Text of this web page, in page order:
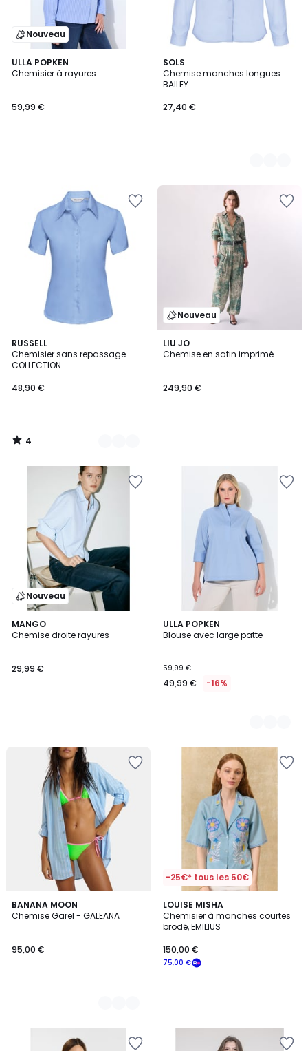
Nouveau
ULLA POPKEN
Chemisier à rayures
59,99 €
SOLS
Chemise manches longues
BAILEY
27,40 €
3
Couleurs
RUSSELL
Chemisier sans repassage
COLLECTION
48,90 €
4
/
5
3
Couleurs
4
/
Nouveau
LIU JO
Chemise en satin imprimé
249,90 €
Nouveau
MANGO
Chemise droite rayures
29,99 €
ULLA POPKEN
Blouse avec large patte
59,99 €
49,99 € -16%
2
Couleurs
BANANA MOON
Chemise Garel - GALEANA
95,00 €
2
Couleurs
-25€* tous les 50€
LOUISE MISHA
Chemisier à manches courtes
brodé, EMILIUS
75,00 €
150,00 €